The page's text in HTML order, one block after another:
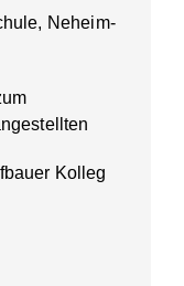
Neheim-
Kolleg